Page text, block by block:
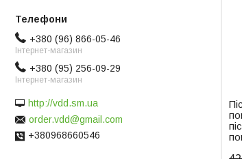
+380 (96) 866-05-46
Інтернет-магазин
+380 (95) 256-09-29
Інтернет-магазин
http://vdd.sm.ua
order.vdd@gmail.com
+380968660546